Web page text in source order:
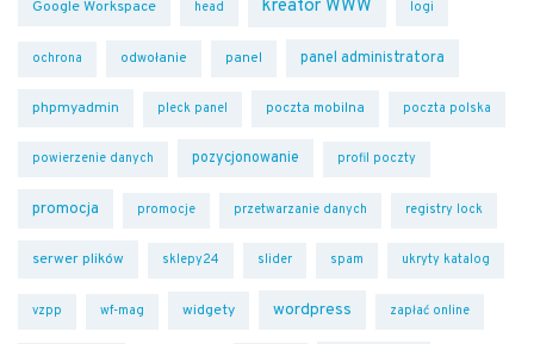
Google Workspace head kreator WWW logi
ochrona odwołanie panel panel administratora
phpmyadmin pleck panel poczta mobilna poczta polska
powierzenie danych pozycjonowanie profil poczty
promocja promocje przetwarzanie danych registry lock
serwer plików sklepy24 slider spam ukryty katalog
vzpp wf-mag widgety wordpress zapłać online